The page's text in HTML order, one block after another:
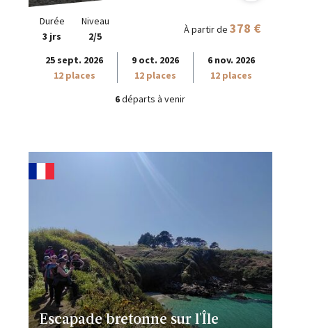
Durée
3 jrs
Niveau
2/5
À partir de 378 €
25 sept. 2026
12 places
9 oct. 2026
12 places
6 nov. 2026
12 places
6départs à venir
Escapade bretonne sur l'Île